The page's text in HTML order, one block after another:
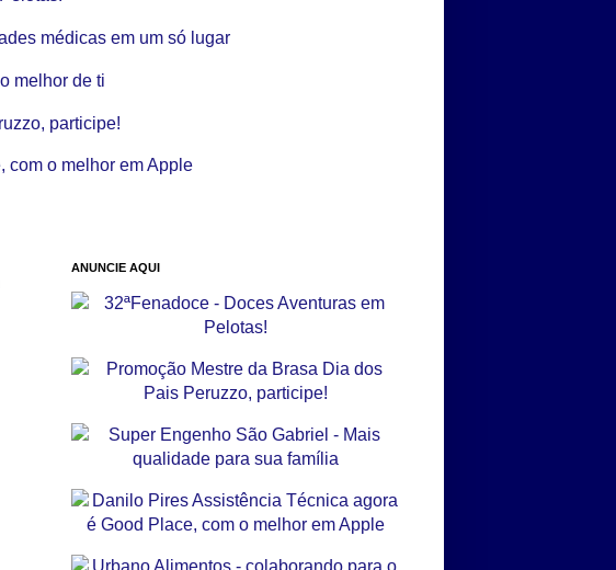
ANUNCIE AQUI